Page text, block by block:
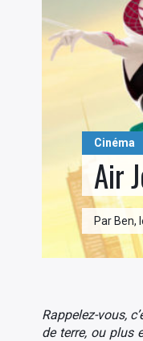
Cinéma
Air
Par Ben,
Rappelez-vous,
de terre, ou plus